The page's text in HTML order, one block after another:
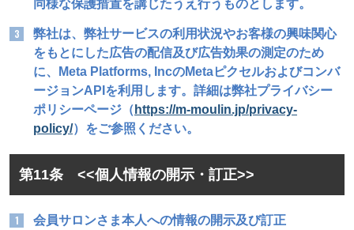
同様な保護措置を講じたうえ行うものとします。
弊社は、弊社サービスの利用状況やお客様の興味関心
をもとにした広告の配信及び広告効果の測定のため
に、Meta Platforms, IncのMetaピクセルおよびコンバ
ージョンAPIを利用します。詳細は弊社プライバシー
ポリシーページ（ https://m-moulin.jp/privacy-
policy/）をご参照ください。
第11条 <<個人情報の開示・訂正>>
会員サロンさま本人への情報の開示及び訂正